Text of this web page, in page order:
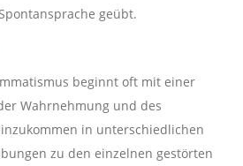
geübt.
beginnt oft mit einer
Wahrnehmung und des
in unterschiedlichen
zu den einzelnen gestörten